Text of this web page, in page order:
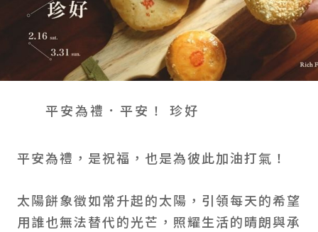
永續新聞集
利害關係人
全台據點
客服中心
會員禮遇
線上購物 會員禮遇 企業客製
平安為禮．平安！ 珍好
平安為禮，是祝福，也是為彼此加油打氣！
太陽餅象徵如常升起的太陽，引領每天的希望
用誰也無法替代的光芒，照耀生活的晴朗與承